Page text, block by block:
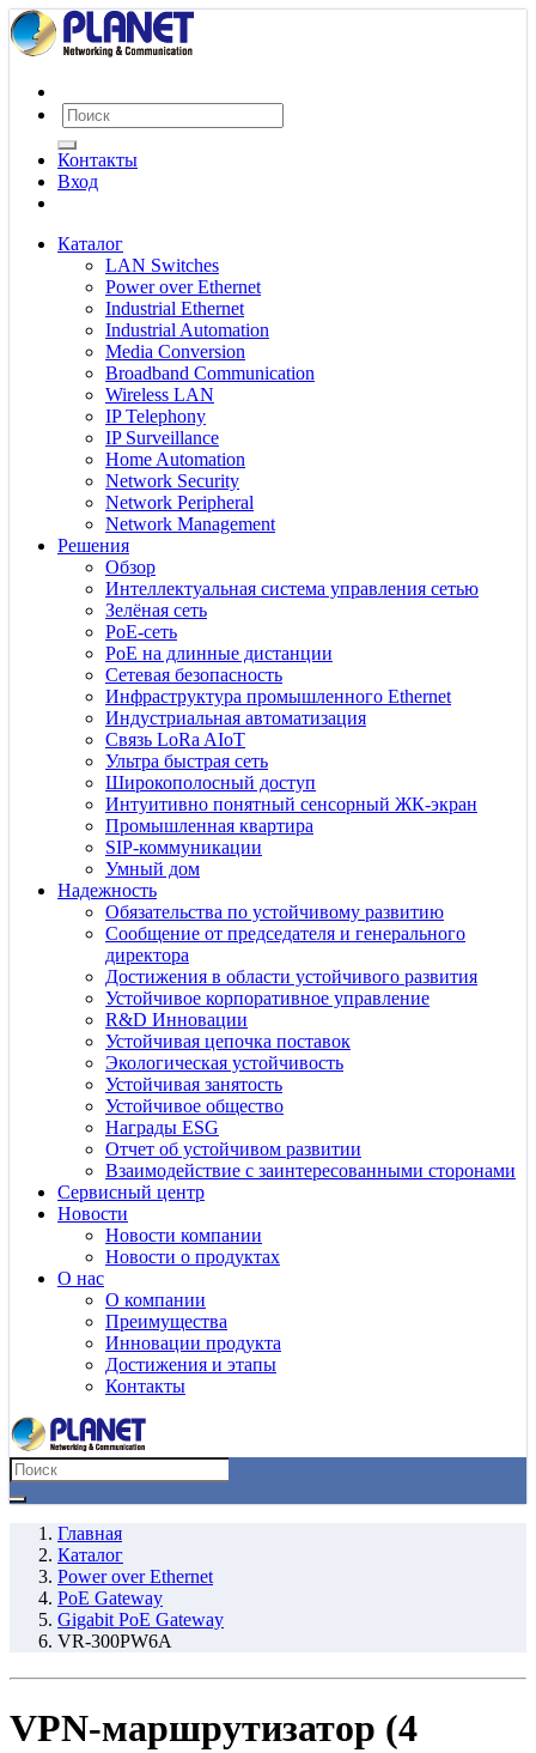
Контакты
Вход
Каталог
LAN Switches
Power over Ethernet
Industrial Ethernet
Industrial Automation
Media Conversion
Broadband Communication
Wireless LAN
IP Telephony
IP Surveillance
Home Automation
Network Security
Network Peripheral
Network Management
Решения
Обзор
Интеллектуальная система управления сетью
Зелёная сеть
PoE-сеть
PoE на длинные дистанции
Сетевая безопасность
Инфраструктура промышленного Ethernet
Индустриальная автоматизация
Связь LoRa AIoT
Ультра быстрая сеть
Широкополосный доступ
Интуитивно понятный сенсорный ЖК-экран
Промышленная квартира
SIP-коммуникации
Умный дом
Надежность
Обязательства по устойчивому развитию
Сообщение от председателя и генерального
директора
Достижения в области устойчивого развития
Устойчивое корпоративное управление
R&D Инновации
Устойчивая цепочка поставок
Экологическая устойчивость
Устойчивая занятость
Устойчивое общество
Награды ESG
Отчет об устойчивом развитии
Взаимодействие с заинтересованными сторонами
Сервисный центр
Новости
Новости компании
Новости о продуктах
О нас
О компании
Преимущества
Инновации продукта
Достижения и этапы
Контакты
Главная
Каталог
Power over Ethernet
PoE Gateway
Gigabit PoE Gateway
VR-300PW6A
VPN-маршрутизатор (4